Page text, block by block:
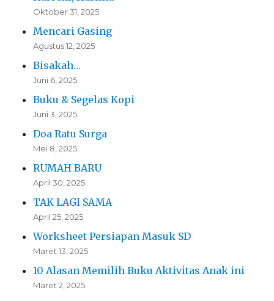
Oktober 31, 2025
Mencari Gasing
Agustus 12, 2025
Bisakah…
Juni 6, 2025
Buku & Segelas Kopi
Juni 3, 2025
Doa Ratu Surga
Mei 8, 2025
RUMAH BARU
April 30, 2025
TAK LAGI SAMA
April 25, 2025
Worksheet Persiapan Masuk SD
Maret 13, 2025
10 Alasan Memilih Buku Aktivitas Anak ini
Maret 2, 2025